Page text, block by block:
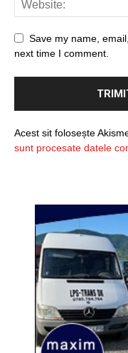
Save my name,
next time I comment.
Acest sit folosește
sunt procesate datele